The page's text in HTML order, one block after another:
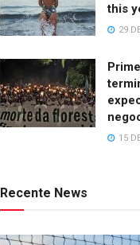
this
29
15
Recente News